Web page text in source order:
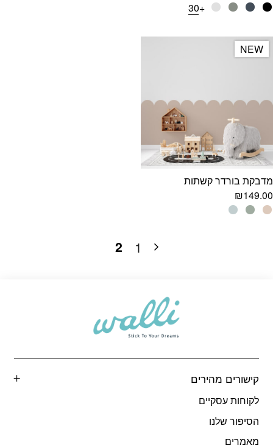
+30
NEW
NEW
מדבקת בורדר קשתות
₪149.00
1
2
קישורים מהירים
לקוחות עסקיים
הסיפור שלנו
מאמרים